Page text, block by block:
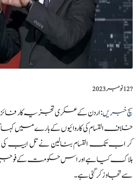
?️12 نومبر 2023
سچ خبریں: اردن کے عسکری تجزیہ کار
خلاف القسام کی کاروائیوں کے بارے میں
کر اب تک القسام بٹالین نے تل ابیب کی
سے تجاوز کر گئی ہے۔